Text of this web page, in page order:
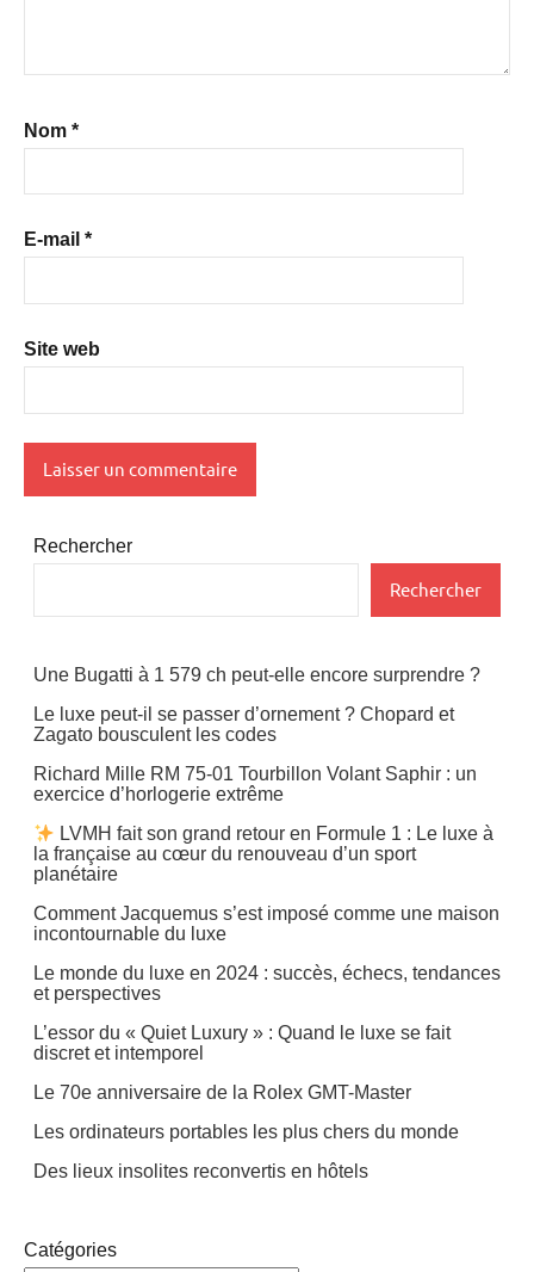
Nom *
E-mail *
Site web
Rechercher
Rechercher
Une Bugatti à 1 579 ch peut-elle encore surprendre ?
Le luxe peut-il se passer d’ornement ? Chopard et
Zagato bousculent les codes
Richard Mille RM 75-01 Tourbillon Volant Saphir : un
exercice d’horlogerie extrême
LVMH fait son grand retour en Formule 1 : Le luxe à
la française au cœur du renouveau d’un sport
planétaire
Comment Jacquemus s’est imposé comme une maison
incontournable du luxe
Le monde du luxe en 2024 : succès, échecs, tendances
et perspectives
L’essor du « Quiet Luxury » : Quand le luxe se fait
discret et intemporel
Le 70e anniversaire de la Rolex GMT-Master
Les ordinateurs portables les plus chers du monde
Des lieux insolites reconvertis en hôtels
Catégories